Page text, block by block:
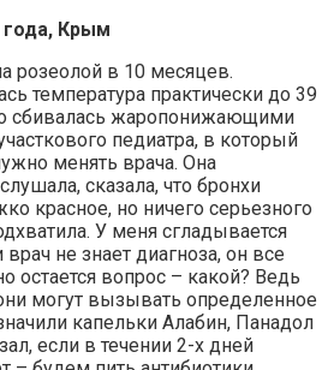
года, Крым
розеолой в 10 месяцев.
температура практически до 39
сбивалась жаропонижающими
педиатра, в который
менять врача. Она
сказала, что бронхи
красное, но ничего серьезного
У меня сгладывается
врач не знает диагноза, он все
остается вопрос – какой? Ведь
могут вызывать определенное
капельки Алабин, Панадол
если в течении 2-х дней